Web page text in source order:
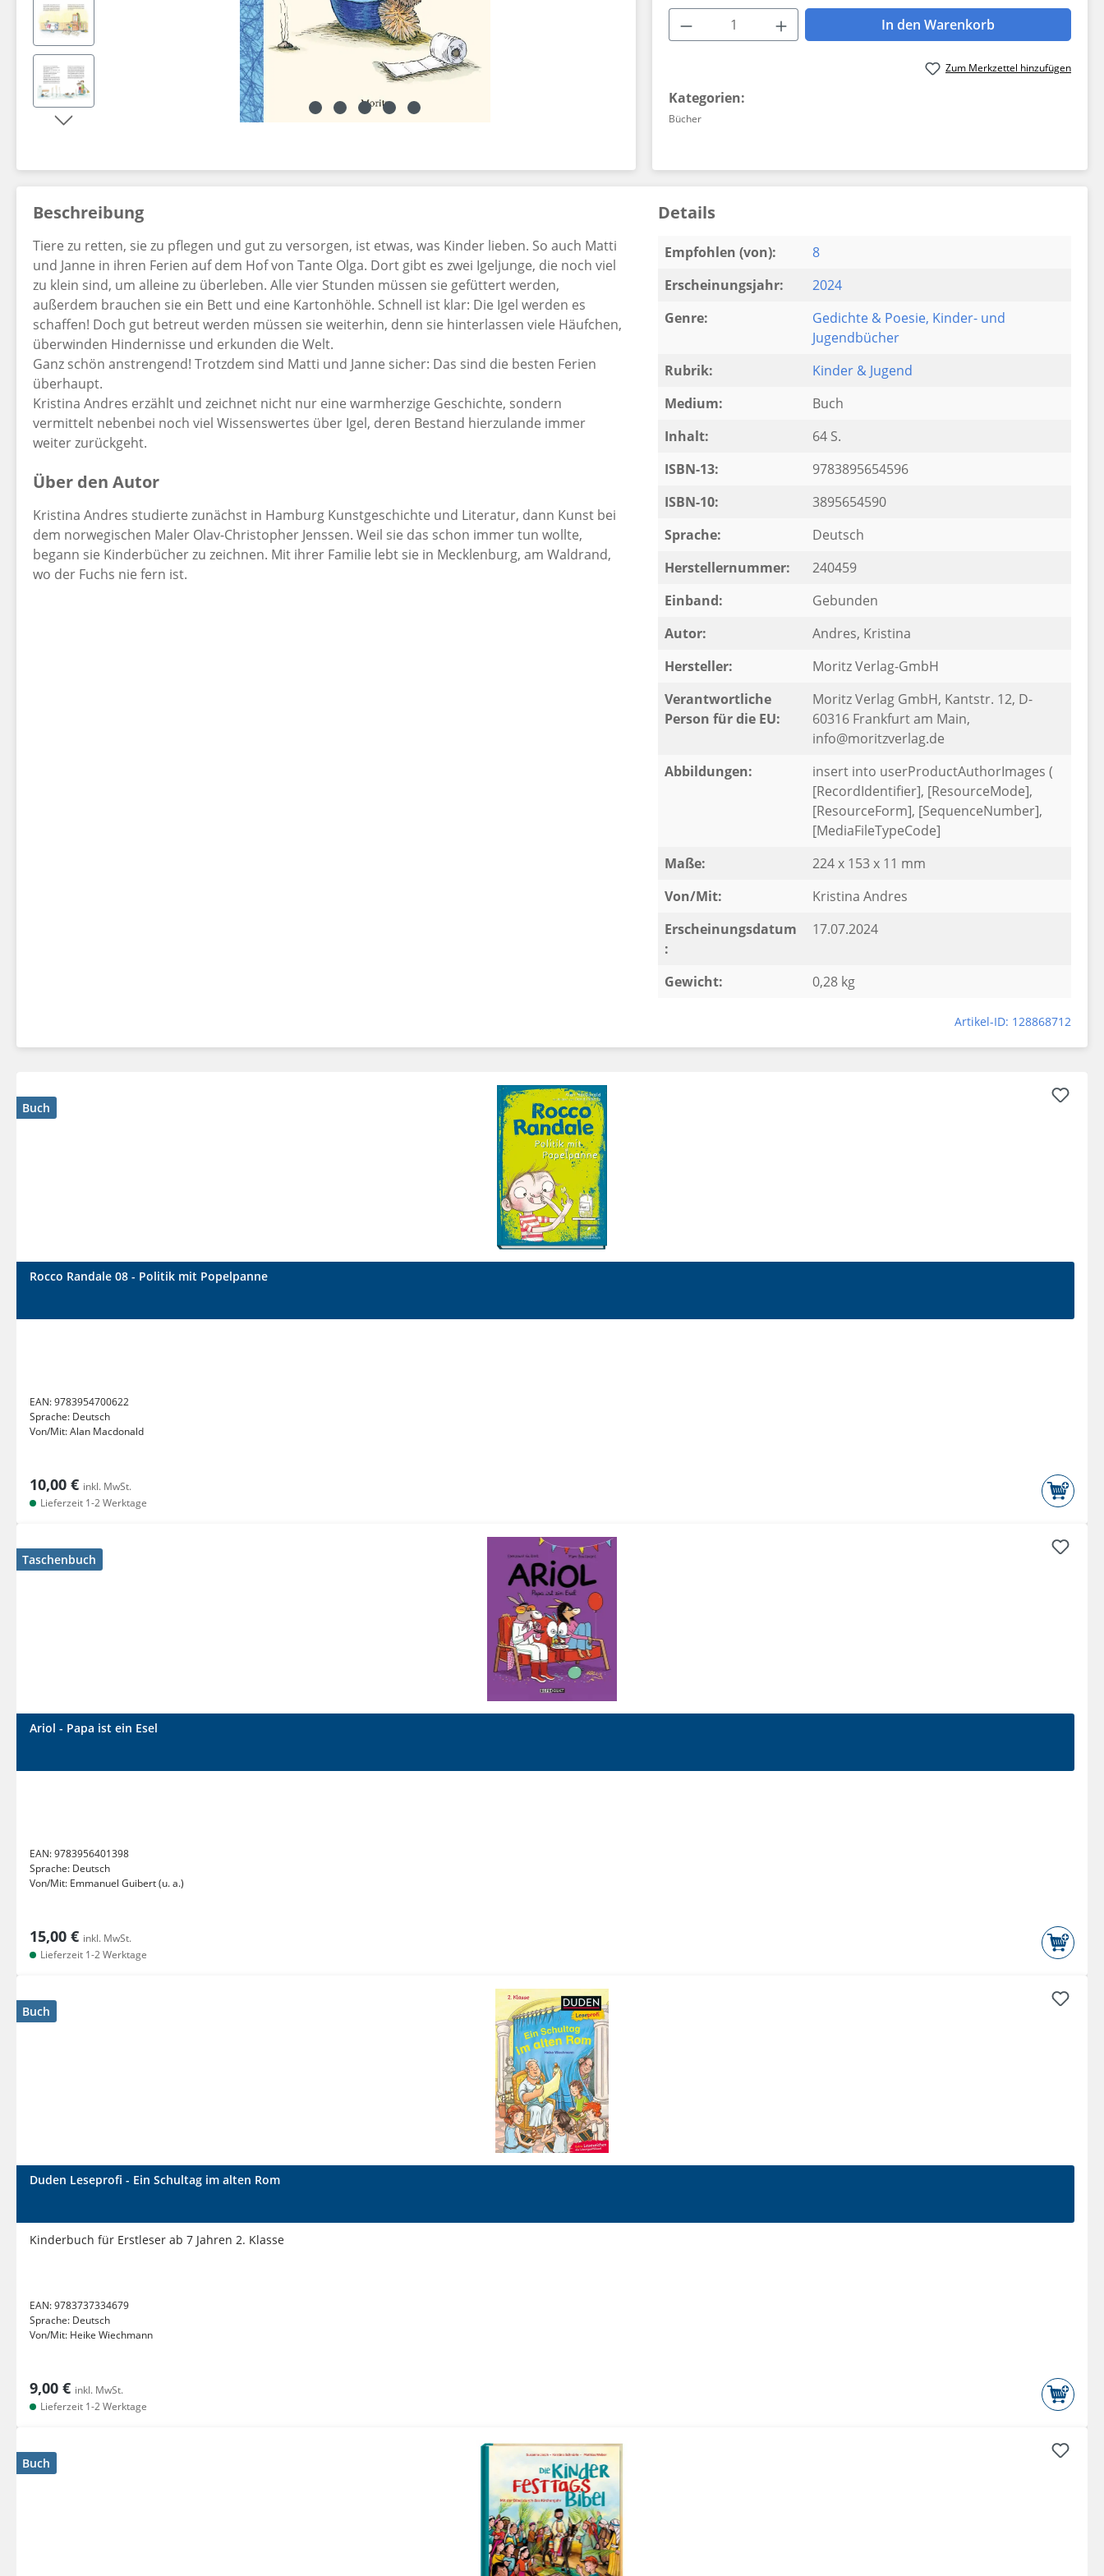
Produkt Anzahl: Gib den gewünschten Wert
In den Warenkorb
Zum Merkzettel hinzufügen
Kategorien:
Bücher
Beschreibung
Tiere zu retten, sie zu pflegen und gut zu versorgen, ist etwas, was Kinder lieben. So auch Matti
und Janne in ihren Ferien auf dem Hof von Tante Olga. Dort gibt es zwei Igeljunge, die noch viel
zu klein sind, um alleine zu überleben. Alle vier Stunden müssen sie gefüttert werden,
außerdem brauchen sie ein Bett und eine Kartonhöhle. Schnell ist klar: Die Igel werden es
schaffen! Doch gut betreut werden müssen sie weiterhin, denn sie hinterlassen viele Häufchen,
überwinden Hindernisse und erkunden die Welt.
Ganz schön anstrengend! Trotzdem sind Matti und Janne sicher: Das sind die besten Ferien
überhaupt.
Kristina Andres erzählt und zeichnet nicht nur eine warmherzige Geschichte, sondern
vermittelt nebenbei noch viel Wissenswertes über Igel, deren Bestand hierzulande immer
weiter zurückgeht.
Über den Autor
Kristina Andres studierte zunächst in Hamburg Kunstgeschichte und Literatur, dann Kunst bei
dem norwegischen Maler Olav-Christopher Jenssen. Weil sie das schon immer tun wollte,
begann sie Kinderbücher zu zeichnen. Mit ihrer Familie lebt sie in Mecklenburg, am Waldrand,
wo der Fuchs nie fern ist.
Details
Empfohlen (von):
8
Erscheinungsjahr:
2024
Genre:
Gedichte & Poesie, Kinder- und
Jugendbücher
Rubrik:
Kinder & Jugend
Medium:
Buch
Inhalt:
64 S.
ISBN-13:
9783895654596
ISBN-10:
3895654590
Sprache:
Deutsch
Herstellernummer:
240459
Einband:
Gebunden
Autor:
Andres, Kristina
Hersteller:
Moritz Verlag-GmbH
Verantwortliche
Person für die EU:
Moritz Verlag GmbH, Kantstr. 12, D-
60316 Frankfurt am Main,
info@moritzverlag.de
Abbildungen:
insert into userProductAuthorImages (
[RecordIdentifier], [ResourceMode],
[ResourceForm], [SequenceNumber],
[MediaFileTypeCode]
Maße:
224 x 153 x 11 mm
Von/Mit:
Kristina Andres
Erscheinungsdatum
:
17.07.2024
Gewicht: 0,28 kg
Artikel-ID: 128868712
Buch
Rocco Randale 08 - Politik mit Popelpanne
EAN:9783954700622
Sprache: Deutsch
Von/Mit:Alan Macdonald
10,00 € inkl. MwSt.
Lieferzeit 1-2 Werktage
Taschenbuch
Ariol - Papa ist ein Esel
EAN:9783956401398
Sprache: Deutsch
Von/Mit: Emmanuel Guibert (u. a.)
15,00 € inkl. MwSt.
Lieferzeit 1-2 Werktage
Buch
Duden Leseprofi - Ein Schultag im alten Rom
Kinderbuch für Erstleser ab 7 Jahren 2. Klasse
EAN:9783737334679
Sprache: Deutsch
Von/Mit: Heike Wiechmann
9,00 € inkl. MwSt.
Lieferzeit 1-2 Werktage
Buch